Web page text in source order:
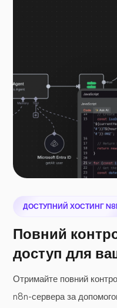
ДОСТУПНИЙ ХОСТИНГ
Повний
доступ для
Отримайте повний
n8n-сервера за